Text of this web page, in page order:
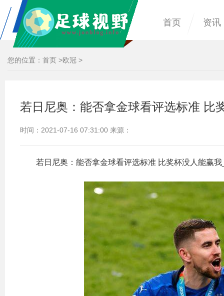
首页 资讯
您的位置： 首页 >欧冠 >
若日尼奥：能否拿金球看评选标准 比
时间：2021-07-16 07:31:00 来源：
若日尼奥：能否拿金球看评选标准 比奖杯没人能赢我